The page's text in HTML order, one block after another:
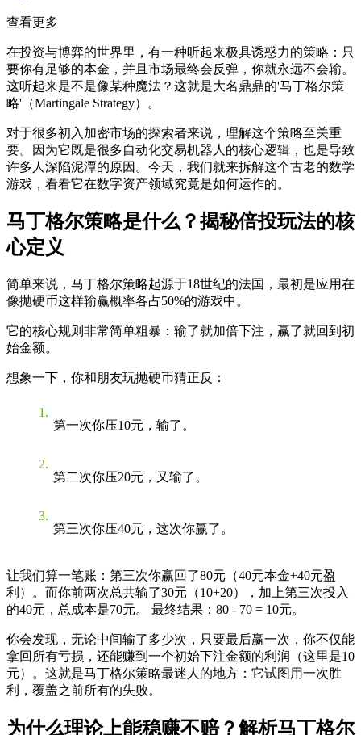
查看更多
在投资与博弈的世界里，有一种听起来极具诱惑力的策略：只
要你有足够的本金，并且市场最终会反弹，你就永远不会输。
这听起来是不是像某种魔法？这就是大名鼎鼎的'马丁格尔策
略'（Martingale Strategy）。
对于很多初入加密市场的探索者来说，理解这个策略至关重
要。因为它既是很多自动化交易机器人的核心逻辑，也是导致
许多人深陷泥潭的原因。今天，我们就来拆解这个古老的数学
游戏，看看它在数字资产领域究竟是如何运作的。
马丁格尔策略是什么？揭秘倍投玩法的核
心定义
简单来说，马丁格尔策略起源于18世纪的法国，最初是应用在
像抛硬币这样输赢概率各占50%的游戏中。
它的核心规则非常简单粗暴： 输了就加倍下注，赢了就回到初
始金额。
想象一下，你和朋友玩抛硬币猜正反：
第一次你压10元，输了。
第二次你压20元，又输了。
第三次你压40元，这次你赢了。
让我们算一笔账：第三次你赢回了80元（40元本金+40元盈
利）。而你前两次总共输了30元（10+20），加上第三次投入
的40元，总成本是70元。 最终结果：80 - 70 = 10元。
你会发现，无论中间输了多少次，只要最后赢一次，你不仅能
拿回所有亏损，还能赚到一个初始下注金额的利润（这里是10
元）。这就是马丁格尔策略最迷人的地方： 它试图用一次胜
利，覆盖之前所有的失败。
为什么理论上能稳赚不赔？解析马丁格尔